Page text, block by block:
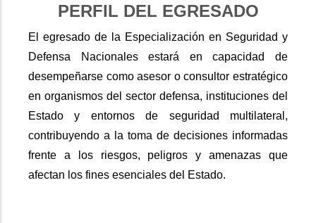
PERFIL DEL EGRESADO
El egresado de la Especialización en Seguridad y
Defensa Nacionales estará en capacidad de
desempeñarse como asesor o consultor estratégico
en organismos del sector defensa, instituciones del
Estado y entornos de seguridad multilateral,
contribuyendo a la toma de decisiones informadas
frente a los riesgos, peligros y amenazas que
afectan los fines esenciales del Estado.​